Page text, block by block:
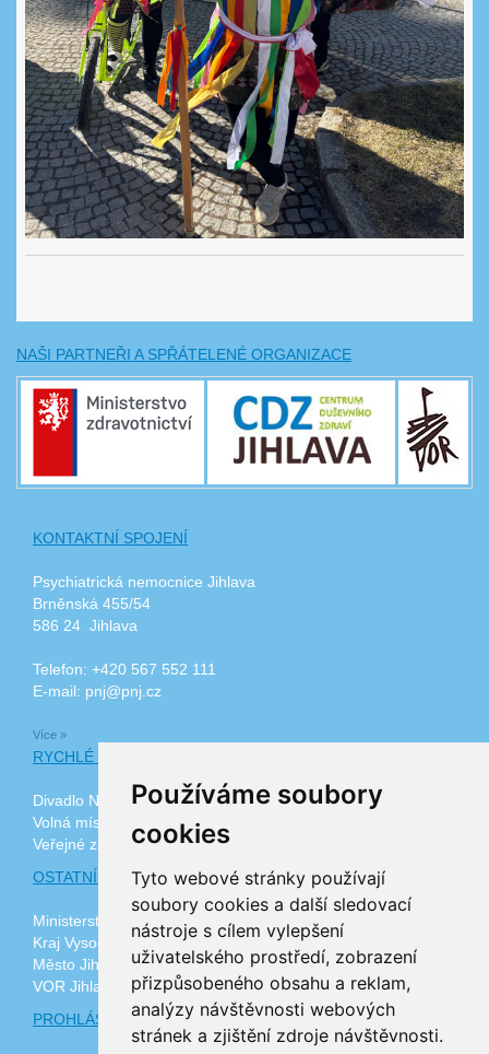
Používáme soubory
cookies
Tyto webové stránky používají
soubory cookies a další sledovací
nástroje s cílem vylepšení
uživatelského prostředí, zobrazení
přizpůsobeného obsahu a reklam,
analýzy návštěvnosti webových
stránek a zjištění zdroje návštěvnosti.
NAŠI PARTNEŘI A SPŘÁTELENÉ ORGANIZACE
KONTAKTNÍ SPOJENÍ
Psychiatrická nemocnice Jihlava
Brněnská 455/54
586 24 Jihlava
Telefon: +420 567 552 111
E-mail: pnj@pnj.cz
Více »
RYCHLÉ ODKAZY
Divadlo Na Kopečku
Volná místa
Veřejné zakázky
OSTATNÍ ODKAZY
Ministerstvo zdravotnictví ČR
Kraj Vysočina
Město Jihlava
VOR Jihlava, z.ú.
PROHLÁŠENÍ O PŘÍSTUPNOSTI